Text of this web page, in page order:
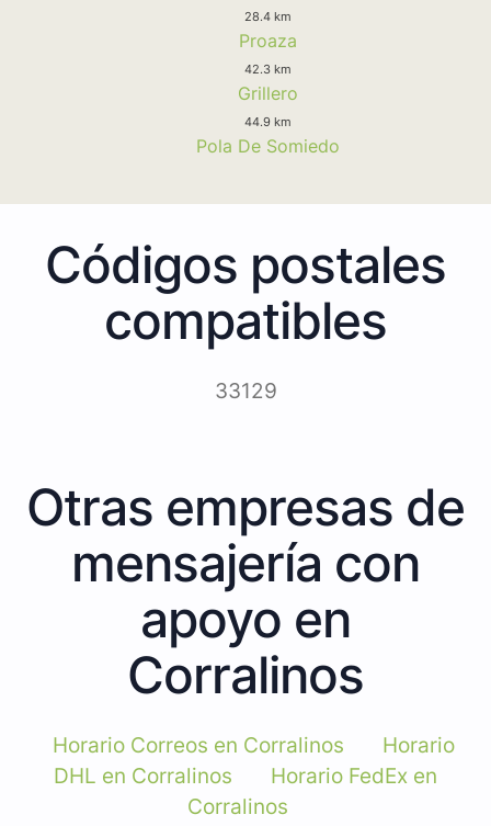
28.4 km
Proaza
42.3 km
Grillero
44.9 km
Pola De Somiedo
Códigos postales
compatibles
33129
Otras empresas de
mensajería con
apoyo en
Corralinos
Horario Correos en Corralinos
Horario
DHL en Corralinos
Horario FedEx en
Corralinos